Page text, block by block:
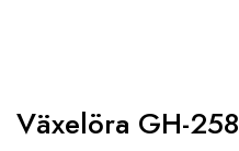
Växelöra GH­-258